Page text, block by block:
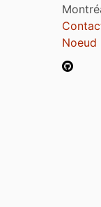
Noeud